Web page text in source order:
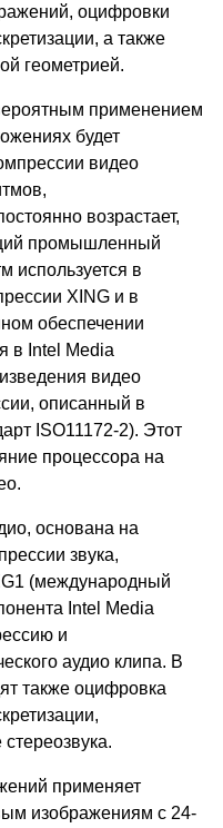
оцифровки
а также
геометрией.
применением
будет
видео
возрастает,
промышленный
используется в
XING и в
обеспечении
в Intel Media
видео
описанный в
ISO11172-2). Этот
процессора на
основана на
звука,
(международный
Intel Media
и
аудио клипа. В
также оцифровка
применяет
изображениям с 24-